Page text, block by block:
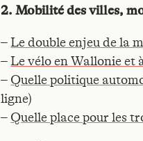
2. Mobilité des villes,
–Le double enjeu de la
–Le vélo en Wallonie et
– Quelle politique
ligne)
– Quelle place pour les